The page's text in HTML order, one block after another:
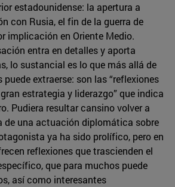
estadounidense: la apertura a
con Rusia, el fin de la guerra de
implicación en Oriente Medio.
entra en detalles y aporta
lo sustancial es lo que más allá de
extraerse: son las “reflexiones
estrategia y liderazgo” que indica
Pudiera resultar cansino volver a
de una actuación diplomática sobre
ya ha sido prolífico, pero en
reflexiones que trascienden el
que para muchos puede
así como interesantes